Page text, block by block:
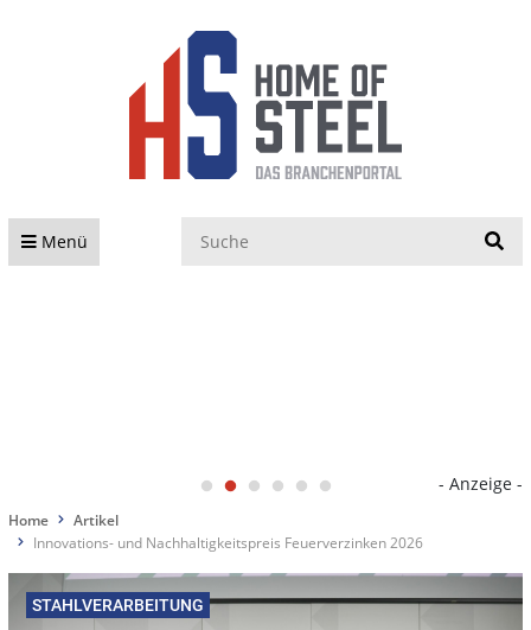
Menü
- Anzeige -
Home
Artikel
Innovations- und Nachhaltigkeitspreis Feuerverzinken 2026
STAHLVERARBEITUNG